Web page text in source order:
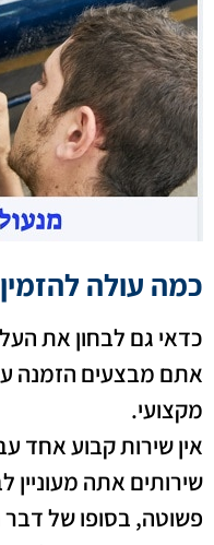
כמה עולה
כדאי גם לבחון את
אתם מבצעים הזמנה
מקצועי.
אין שירות קבוע אחד
שירותים אתה
פשוטה, בסופו של